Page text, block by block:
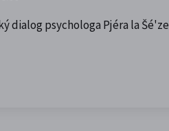
dialog psychologa Pjéra la